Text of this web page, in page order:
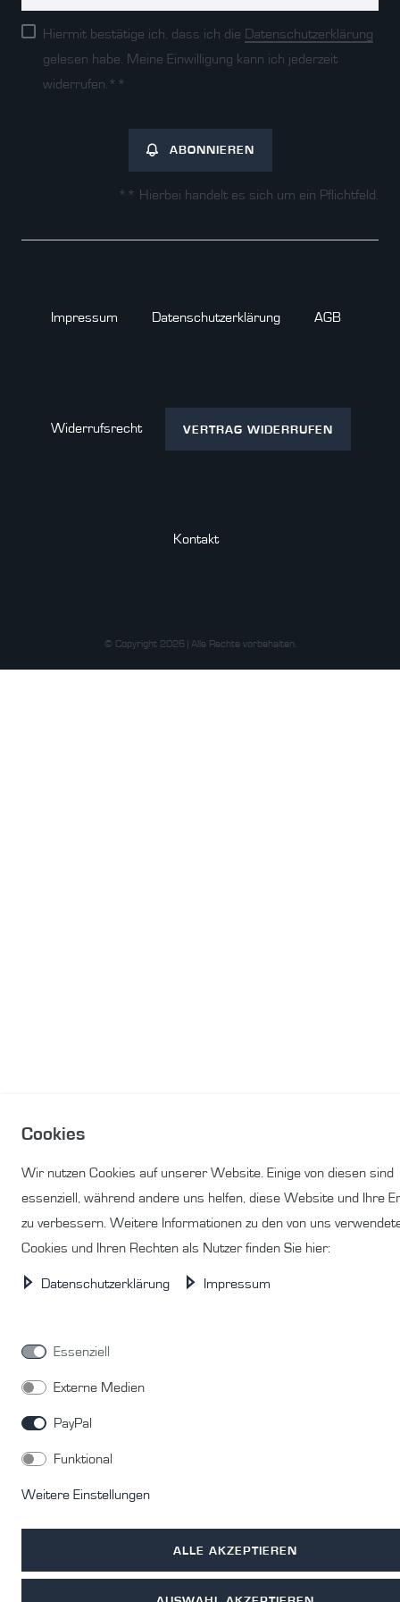
Hiermit bestätige ich, dass ich die Daten­schutz­erklärung
gelesen habe. Meine Einwilligung kann ich jederzeit
widerrufen.**
ABONNIEREN
** Hierbei handelt es sich um ein Pflichtfeld.
Impressum Daten­schutz­erklärung AGB
Widerrufs­recht VERTRAG WIDERRUFEN
Kontakt
© Copyright 2026 | Alle Rechte vorbehalten.
Cookies
Wir nutzen Cookies auf unserer Website. Einige von diesen sind
essenziell, während andere uns helfen, diese Website und Ihre
zu verbessern. Weitere Informationen zu den von uns
Cookies und Ihren Rechten als Nutzer finden Sie hier:
Daten­schutz­erklärung Impressum
Essenziell
Externe Medien
PayPal
Funktional
Weitere Einstellungen
ALLE AKZEPTIEREN